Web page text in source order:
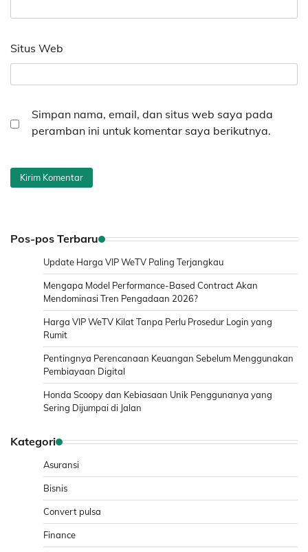
Situs Web
Simpan nama, email, dan situs web saya pada
peramban ini untuk komentar saya berikutnya.
Pos-pos Terbaru
Update Harga VIP WeTV Paling Terjangkau
Mengapa Model Performance-Based Contract Akan
Mendominasi Tren Pengadaan 2026?
Harga VIP WeTV Kilat Tanpa Perlu Prosedur Login yang
Rumit
Pentingnya Perencanaan Keuangan Sebelum Menggunakan
Pembiayaan Digital
Honda Scoopy dan Kebiasaan Unik Penggunanya yang
Sering Dijumpai di Jalan
Kategori
Asuransi
Bisnis
Convert pulsa
Finance